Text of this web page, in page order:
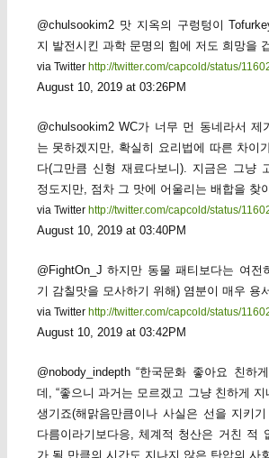
@chulsookim2 맛 지옥의 구렁텅이
지 발전시킨 과학 문명의 힘에 저도 희망을
via Twitter http://twitter.com/capcold/status/
August 10, 2019 at 03:26PM
@chulsookim2 WC가 너무 먼 동네라서 제
는 못하겠지만, 확실히 요리법에 따른 차이
다(그만큼 신형 재료다보니). 지금은 그냥
정도지만, 점차 그 맛에 어울리는 배합을 찾
via Twitter http://twitter.com/capcold/status/
August 10, 2019 at 03:40PM
@FightOn_J 하지만 동물 패티보다는 여전
기 감칠맛을 모사하기 위해) 염분이 매우 용
via Twitter http://twitter.com/capcold/status/
August 10, 2019 at 03:42PM
@nobody_indepth “한국문화 좋아요 친하
데, “좋으니 과거는 모르겠고 그냥 친하게 지
생기죠(해맑음만큼이나 사실은 선을 지키
다름이라기보다응, 체계적 청산은 거친 적
가 될 만큼의 시간도 지나지 않은 탄압의 사